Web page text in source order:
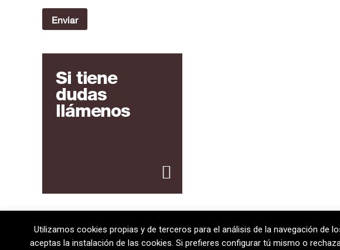
Si tiene
dudas
llámenos
08720 Vilafranca del Penedès · General Prim 5, 2n · Barcelona
Utilizamos cookies propias y de terceros para el análisis de la navegación
aceptas la instalación de las cookies. Si prefieres configurar tú mismo o